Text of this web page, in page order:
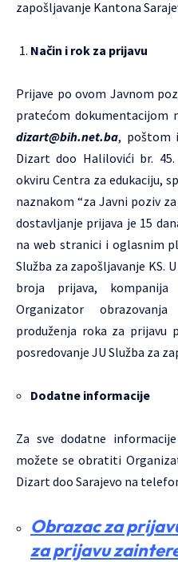
zapošljavanje Kantona
Način i rok za prijavu
Prijave po ovom Javnom
pratećom dokumentacijom
dizart@bih.net.ba, poštom
Dizart doo Halilovići br.
okviru Centra za edukaciju,
naznakom “za Javni poziv
dostavljanje prijava je 15
na web stranici i oglasnim
Služba za zapošljavanje KS.
broja prijava,
Organizator
produženja roka za prijavu
posredovanje JU Služba za
Dodatne informacije
Za sve dodatne
možete se obratiti
Dizart doo Sarajevo na
Obrazac za
za prijavu